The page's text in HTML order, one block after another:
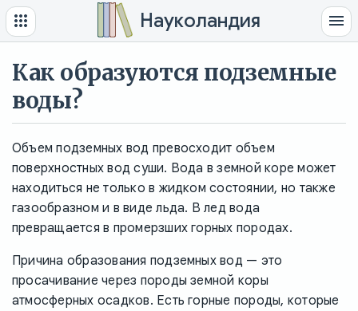
Науколандия
Как образуются подземные
воды?
Объем подземных вод превосходит объем
поверхностных вод суши. Вода в земной коре может
находиться не только в жидком состоянии, но также
газообразном и в виде льда. В лед вода
превращается в промерзших горных породах.
Причина образования подземных вод — это
просачивание через породы земной коры
атмосферных осадков. Есть горные породы, которые